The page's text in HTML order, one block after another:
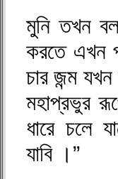
মুনি তখন
করতে এখন
চার জন্ম
মহাপ্রভুর
ধারে চলে
যাবি ।”